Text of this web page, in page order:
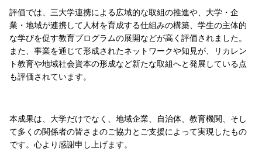
評価では、三大学連携による広域的な取組の推進や、大学・企
業・地域が連携して人材を育成する仕組みの構築、学生の主体的
な学びを促す教育プログラムの展開などが高く評価されました。
また、事業を通じて形成されたネットワークや知見が、リカレン
ト教育や地域社会資本の形成など新たな取組へと発展している点
も評価されています。
本成果は、大学だけでなく、地域企業、自治体、教育機関、そし
て多くの関係者の皆さまのご協力とご支援によって実現したもの
です。心より感謝申し上げます。